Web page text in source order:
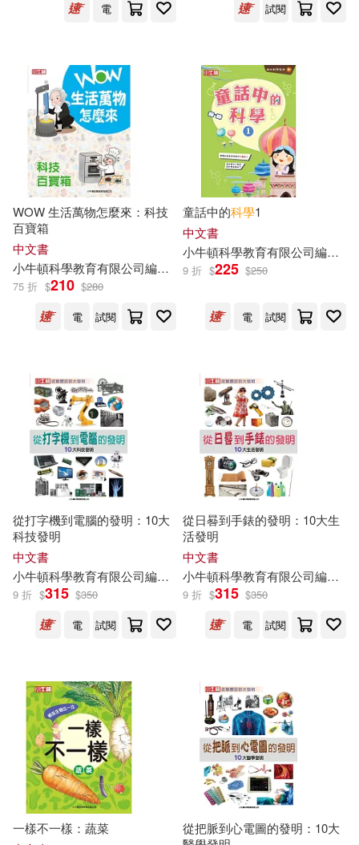
電
試閱
WOW 生活萬物怎麼來：科技
百寶箱
中文書
小牛頓科學教育有限公司編輯 團隊 蔡琇惠 蘇偉宇
75 折 $210 $280
電
試閱
童話中的科學1
中文書
小牛頓科學教育有限公司編輯
9 折 $225 $250
電 試閱
從打字機到電腦的發明：10大
科技發明
中文書
小牛頓科學教育有限公司編輯 團隊
9 折 $315 $350
電
試閱
從日晷到手錶的發明：10大生
活發明
中文書
小牛頓科學教育有限公司編輯
9 折 $315 $350
電
試閱
一樣不一樣：蔬菜
從把脈到心電圖的發明：10大